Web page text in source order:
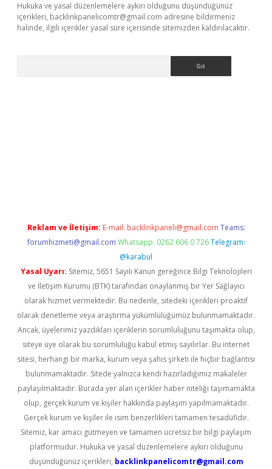
Hukuka ve yasal düzenlemelere aykırı olduğunu düşündüğünüz
içerikleri, backlinkpanelicomtr@gmail.com adresine bildirmeniz
halinde, ilgili içerikler yasal süre içerisinde sitemizden kaldırılacaktır.
Reklam ve İletişim: E-mail: backlinkpaneli@gmail.com Teams:
forumhizmeti@gmail.com Whatsapp: 0262 606 0 726 Telegram:
@karabul
Yasal Uyarı: Sitemiz, 5651 Sayılı Kanun gereğince Bilgi Teknolojileri
ve İletişim Kurumu (BTK) tarafından onaylanmış bir Yer Sağlayıcı
olarak hizmet vermektedir. Bu nedenle, sitedeki içerikleri proaktif
olarak denetleme veya araştırma yükümlülüğümüz bulunmamaktadır.
Ancak, üyelerimiz yazdıkları içeriklerin sorumluluğunu taşımakta olup,
siteye üye olarak bu sorumluluğu kabul etmiş sayılırlar. Bu internet
sitesi, herhangi bir marka, kurum veya şahıs şirketi ile hiçbir bağlantısı
bulunmamaktadır. Sitede yalnızca kendi hazırladığımız makaleler
paylaşılmaktadır. Burada yer alan içerikler haber niteliği taşımamakta
olup, gerçek kurum ve kişiler hakkında paylaşım yapılmamaktadır.
Gerçek kurum ve kişiler ile isim benzerlikleri tamamen tesadüfidir.
Sitemiz, kar amacı gütmeyen ve tamamen ücretsiz bir bilgi paylaşım
platformudur. Hukuka ve yasal düzenlemelere aykırı olduğunu
düşündüğünüz içerikleri, backlinkpanelicomtr@gmail.com